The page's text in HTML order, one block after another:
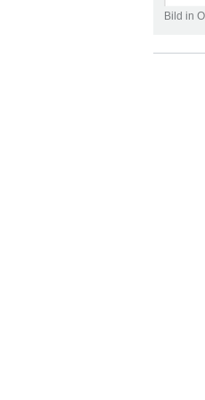
Bild in